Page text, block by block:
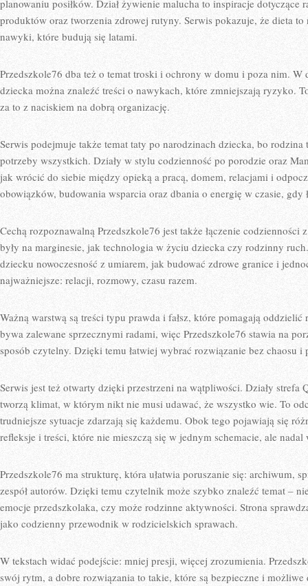
planowaniu posiłków. Dział żywienie malucha to inspiracje dotyczące
produktów oraz tworzenia zdrowej rutyny. Serwis pokazuje, że dieta
nawyki, które budują się latami.
Przedszkole76 dba też o temat troski i ochrony w domu i poza nim. W
dziecka można znaleźć treści o nawykach, które zmniejszają ryzyko.
za to z naciskiem na dobrą organizację.
Serwis podejmuje także temat taty po narodzinach dziecka, bo
potrzeby wszystkich. Działy w stylu codzienność po porodzie oraz
jak wrócić do siebie między opieką a pracą, domem, relacjami i
obowiązków, budowania wsparcia oraz dbania o energię w czasie, gdy
Cechą rozpoznawalną Przedszkole76 jest także łączenie codzienności
były na marginesie, jak technologia w życiu dziecka czy rodzinny
dziecku nowoczesność z umiarem, jak budować zdrowe granice i
najważniejsze: relacji, rozmowy, czasu razem.
Ważną warstwą są treści typu prawda i fałsz, które pomagają
bywa zalewane sprzecznymi radami, więc Przedszkole76 stawia na
sposób czytelny. Dzięki temu łatwiej wybrać rozwiązanie bez chaosu i
Serwis jest też otwarty dzięki przestrzeni na wątpliwości. Działy
tworzą klimat, w którym nikt nie musi udawać, że wszystko wie. To
trudniejsze sytuacje zdarzają się każdemu. Obok tego pojawiają się
refleksje i treści, które nie mieszczą się w jednym schemacie, ale nadal
Przedszkole76 ma strukturę, która ułatwia poruszanie się: archiwum,
zespół autorów. Dzięki temu czytelnik może szybko znaleźć temat –
emocje przedszkolaka, czy może rodzinne aktywności. Strona
jako codzienny przewodnik w rodzicielskich sprawach.
W tekstach widać podejście: mniej presji, więcej zrozumienia.
swój rytm, a dobre rozwiązania to takie, które są bezpieczne i